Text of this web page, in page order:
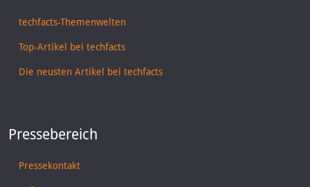
techfacts-Themenwelten
Top-Artikel bei techfacts
Die neusten Artikel bei techfacts
Pressebereich
Pressekontakt